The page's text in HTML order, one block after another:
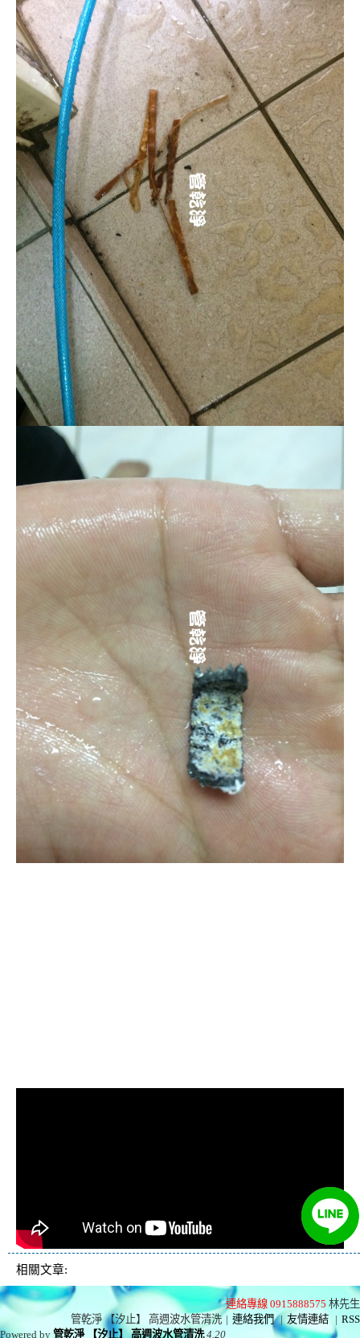
相關文章:
連絡專線 0915888575 林先生
管乾淨 【汐止】 高週波水管清洗 | 連絡我們 | 友情連結 | RSS
Powered by 管乾淨 【汐止】 高週波水管清洗 4.20